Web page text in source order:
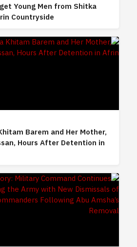
Young Men from Shitka
Countryside
Barem and Her Mother,
Hours After Detention in